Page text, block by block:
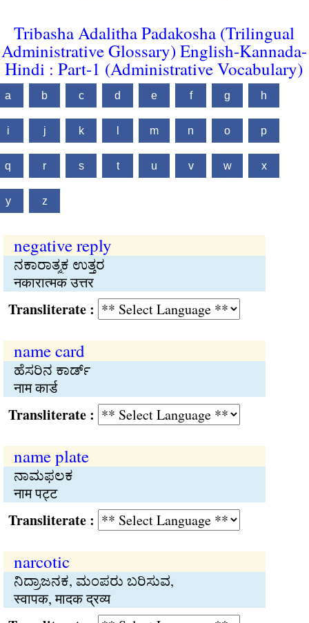
Tribasha Adalitha Padakosha (Trilingual
Administrative Glossary) English-Kannada-
Hindi : Part-1 (Administrative Vocabulary)
a b c d e f g h
i j k m n o p
q r s t u v w x
y z
negative reply
ನಕಾರಾತ್ಮಕ ಉತ್ತರ
नकारात्मक उत्तर
:
name card
ಹೆಸರಿನ ಕಾರ್ಡ್
नाम कार्ड
:
name plate
ನಾಮಫಲಕ
नाम पट्ट
:
narcotic
ನಿದ್ರಾಜನಕ, ಮಂಪರು ಬರಿಸುವ,
स्वापक, मादक द्रव्य